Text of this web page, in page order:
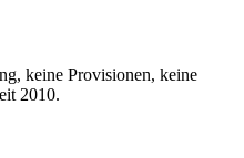
keine Provisionen, keine
2010.